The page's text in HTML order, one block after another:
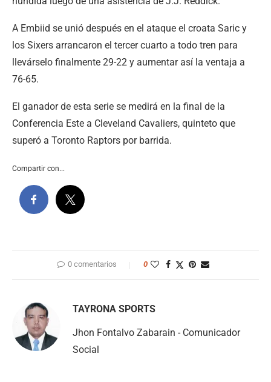
A Embiid se unió después en el ataque el croata Saric y
los Sixers arrancaron el tercer cuarto a todo tren para
llevárselo finalmente 29-22 y aumentar así la ventaja a
76-65.
El ganador de esta serie se medirá en la final de la
Conferencia Este a Cleveland Cavaliers, quinteto que
superó a Toronto Raptors por barrida.
Compartir con...
0 comentarios 0
TAYRONA SPORTS
Jhon Fontalvo Zabarain - Comunicador
Social